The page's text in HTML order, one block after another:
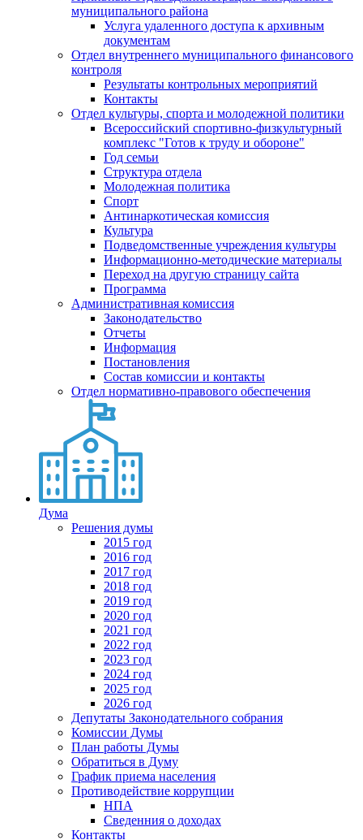
муниципального района
Услуга удаленного доступа к архивным
документам
Отдел внутреннего муниципального финансового
контроля
Результаты контрольных мероприятий
Контакты
Отдел культуры, спорта и молодежной политики
Всероссийский спортивно-физкультурный
комплекс "Готов к труду и обороне"
Год семьи
Структура отдела
Молодежная политика
Спорт
Антинаркотическая комиссия
Культура
Подведомственные учреждения культуры
Информационно-методические материалы
Переход на другую страницу сайта
Программа
Административная комиссия
Законодательство
Отчеты
Информация
Постановления
Состав комиссии и контакты
Отдел нормативно-правового обеспечения
Дума
Решения думы
2015 год
2016 год
2017 год
2018 год
2019 год
2020 год
2021 год
2022 год
2023 год
2024 год
2025 год
2026 год
Депутаты Законодательного собрания
Комиссии Думы
План работы Думы
Обратиться в Думу
График приема населения
Противодействие коррупции
НПА
Сведенния о доходах
Контакты